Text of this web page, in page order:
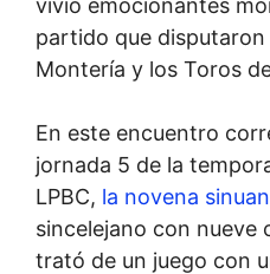
vivió emocionantes
partido que disputaron
Montería y los Toros
En este encuentro
jornada 5 de la
LPBC, la novena
sincelejano con nueve
trató de un juego con